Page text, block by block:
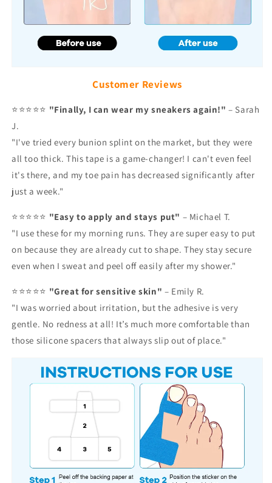
Customer Reviews
⭐⭐⭐⭐⭐ "Finally, I can wear my sneakers again!" – Sarah
J.
"I've tried every bunion splint on the market, but they were
all too thick. This tape is a game-changer! I can't even feel
it's there, and my toe pain has decreased significantly after
just a week."
⭐⭐⭐⭐⭐ "Easy to apply and stays put" – Michael T.
"I use these for my morning runs. They are super easy to put
on because they are already cut to shape. They stay secure
even when I sweat and peel off easily after my shower."
⭐⭐⭐⭐⭐ "Great for sensitive skin" – Emily R.
"I was worried about irritation, but the adhesive is very
gentle. No redness at all! It’s much more comfortable than
those silicone spacers that always slip out of place."